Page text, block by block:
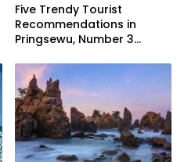
Five Trendy Tourist
Recommendations in
Pringsewu, Number 3
President